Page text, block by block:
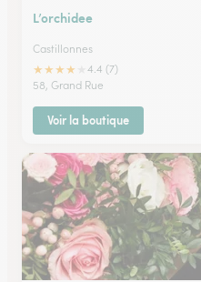
L’orchidee
Castillonnes
★★★★
4.4 (7)
58, Grand Rue
Voir la boutique